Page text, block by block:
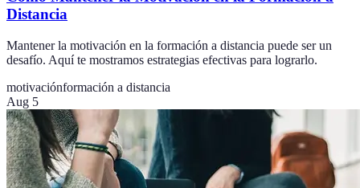
Distancia
Mantener la motivación en la formación a distancia puede ser un
desafío. Aquí te mostramos estrategias efectivas para lograrlo.
motivaciónformación a distancia
Aug 5